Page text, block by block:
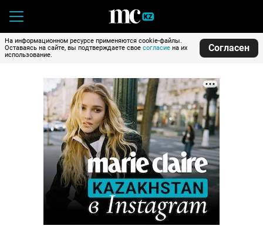
На информационном ресурсе применяются cookie-файлы.
Оставаясь на сайте, вы подтверждаете свое согласие на их
использование.
Согласен